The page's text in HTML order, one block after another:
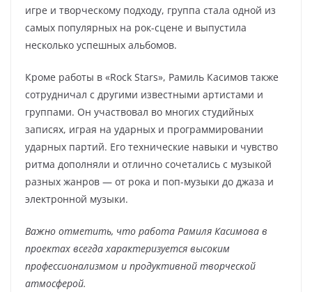
игре и творческому подходу, группа стала одной из
самых популярных на рок-сцене и выпустила
несколько успешных альбомов.
Кроме работы в «Rock Stars», Рамиль Касимов также
сотрудничал с другими известными артистами и
группами. Он участвовал во многих студийных
записях, играя на ударных и программировании
ударных партий. Его технические навыки и чувство
ритма дополняли и отлично сочетались с музыкой
разных жанров — от рока и поп-музыки до джаза и
электронной музыки.
Важно отметить, что работа Рамиля Касимова в
проектах всегда характеризуется высоким
профессионализмом и продуктивной творческой
атмосферой.